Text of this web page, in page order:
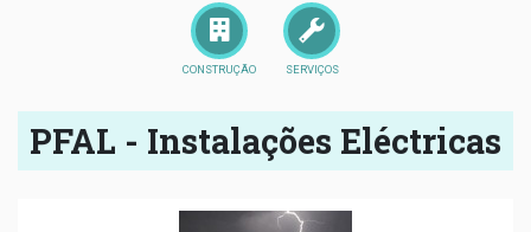
CONSTRUÇÃO SERVIÇOS
PFAL - Instalações Eléctricas